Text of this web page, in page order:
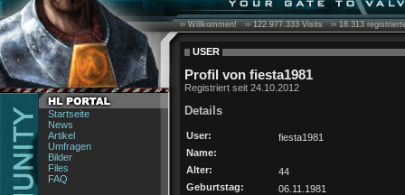
Startseite
News
Artikel
Umfragen
Bilder
Files
FAQ
›› Willkommen! ››122.977.333Visits ››18.313
USER
Profil von fiesta1981
Registriert seit 24.10.2012
Details
User:
fiesta1981
Name:
Alter:
44
Geburtstag:
06.11.1981